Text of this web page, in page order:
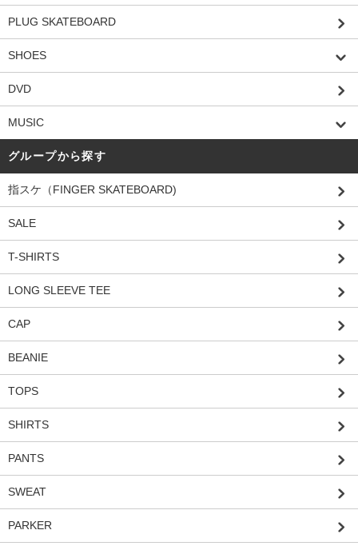
PLUG SKATEBOARD
SHOES
DVD
MUSIC
グループから探す
指スケ（FINGER SKATEBOARD)
SALE
T-SHIRTS
LONG SLEEVE TEE
CAP
BEANIE
TOPS
SHIRTS
PANTS
SWEAT
PARKER